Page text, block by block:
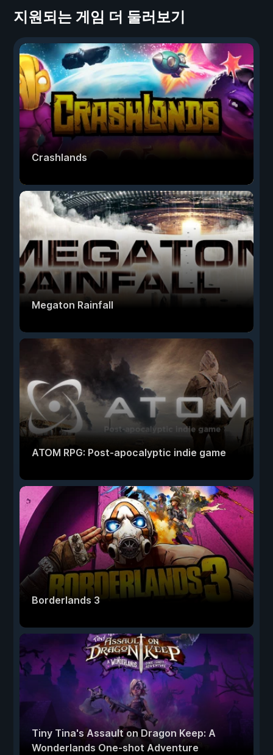
지원되는 게임 더 둘러보기
Crashlands
Megaton Rainfall
ATOM RPG: Post-apocalyptic indie game
Borderlands 3
Tiny Tina's Assault on Dragon Keep: A
Wonderlands One-shot Adventure